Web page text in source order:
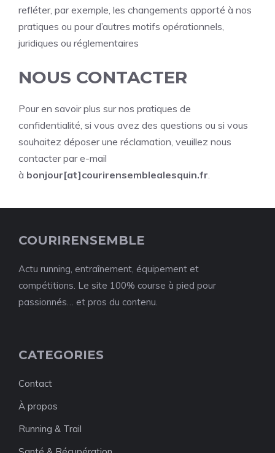
refléter, par exemple, les changements apporté à nos
pratiques ou pour d’autres motifs opérationnels,
juridiques ou réglementaires
NOUS CONTACTER
Pour en savoir plus sur nos pratiques de
confidentialité, si vous avez des questions ou si vous
souhaitez déposer une réclamation, veuillez nous
contacter par e-mail
à bonjour[at]courirensemblealesquin.fr
COURIRENSEMBLE
Actu running, entraînement, équipement et
compétitions. Le site 100% course à pied pour
passionnés… et pros du contenu.
CATEGORIES
Contact
À propos
Running & Trail